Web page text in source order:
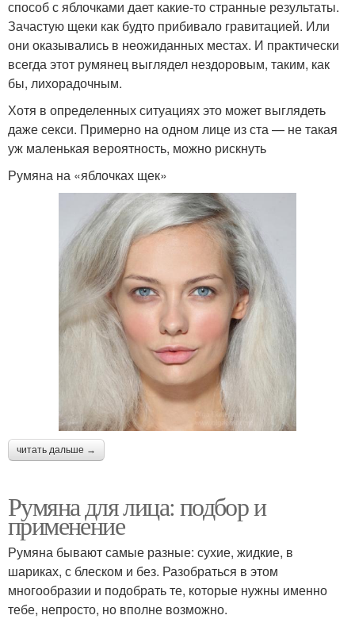
способ с яблочками дает какие-то странные результаты.
Зачастую щеки как будто прибивало гравитацией. Или
они оказывались в неожиданных местах. И практически
всегда этот румянец выглядел нездоровым, таким, как
бы, лихорадочным.
Хотя в определенных ситуациях это может выглядеть
даже секси. Примерно на одном лице из ста — не такая
уж маленькая вероятность, можно рискнуть
Румяна на «яблочках щек»
читать дальше →
Румяна для лица: подбор и
применение
Румяна бывают самые разные: сухие, жидкие, в
шариках, с блеском и без. Разобраться в этом
многообразии и подобрать те, которые нужны именно
тебе, непросто, но вполне возможно.